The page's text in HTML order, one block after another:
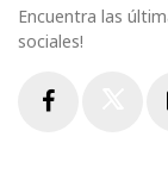
Encuentra las
sociales!